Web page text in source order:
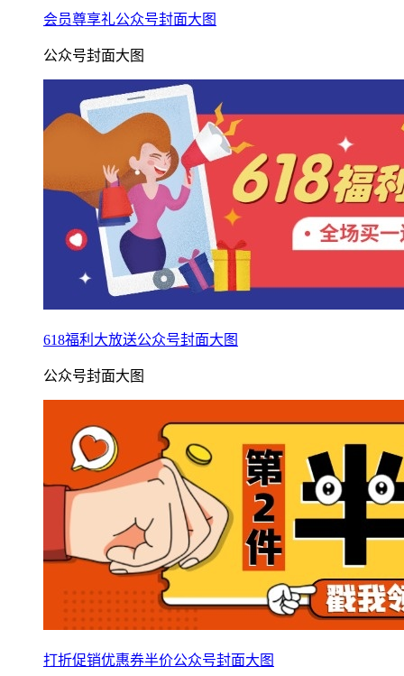
会员尊享礼公众号封面大图
公众号封面大图
618福利大放送公众号封面大图
公众号封面大图
打折促销优惠券半价公众号封面大图